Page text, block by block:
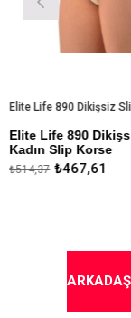
Life 890 Dikişsiz
Slip Korse
Tasarım
ve Karın
₺467,61